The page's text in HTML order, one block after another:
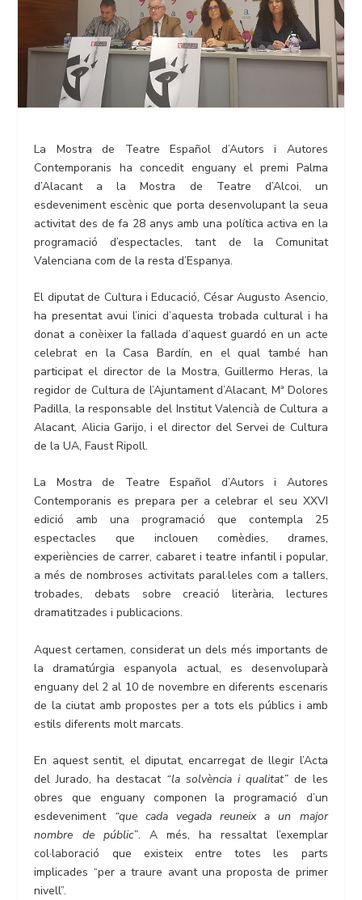
La Mostra de Teatre Español d’Autors i Autores
Contemporanis ha concedit enguany el premi Palma
d’Alacant a la Mostra de Teatre d’Alcoi, un
esdeveniment escènic que porta desenvolupant la seua
activitat des de fa 28 anys amb una política activa en la
programació d’espectacles, tant de la Comunitat
Valenciana com de la resta d’Espanya.
El diputat de Cultura i Educació, César Augusto Asencio,
ha presentat avui l’inici d’aquesta trobada cultural i ha
donat a conèixer la fallada d’aquest guardó en un acte
celebrat en la Casa Bardín, en el qual també han
participat el director de la Mostra, Guillermo Heras, la
regidor de Cultura de l’Ajuntament d’Alacant, Mª Dolores
Padilla, la responsable del Institut Valencià de Cultura a
Alacant, Alicia Garijo, i el director del Servei de Cultura
de la UA, Faust Ripoll.
La Mostra de Teatre Español d’Autors i Autores
Contemporanis es prepara per a celebrar el seu XXVI
edició amb una programació que contempla 25
espectacles que inclouen comèdies, drames,
experiències de carrer, cabaret i teatre infantil i popular,
a més de nombroses activitats paral·leles com a tallers,
trobades, debats sobre creació literària, lectures
dramatitzades i publicacions.
Aquest certamen, considerat un dels més importants de
la dramatúrgia espanyola actual, es desenvoluparà
enguany del 2 al 10 de novembre en diferents escenaris
de la ciutat amb propostes per a tots els públics i amb
estils diferents molt marcats.
En aquest sentit, el diputat, encarregat de llegir l’Acta
del Jurado, ha destacat “la solvència i qualitat”de les
obres que enguany componen la programació d’un
esdeveniment “que cada vegada reuneix a un major
nombre de públic”. A més, ha ressaltat l’exemplar
col·laboració que existeix entre totes les parts
implicades “per a traure avant una proposta de primer
nivell”.